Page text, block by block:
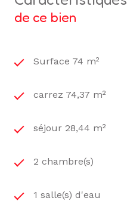
de ce bien
Surface 74 m²
carrez 74,37 m²
séjour 28,44 m²
2 chambre(s)
1 salle(s) d'eau